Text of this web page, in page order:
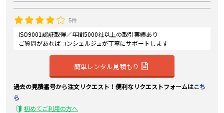
5件
ISO9001認証取得／年間5000社以上の取引実績あり
ご質問があればコンシェルジュが丁寧にサポートします
簡単レンタル見積もり
過去の見積番号から注文リクエスト！便利なリクエストフォームはこち
ら
初めてご利用の方へ